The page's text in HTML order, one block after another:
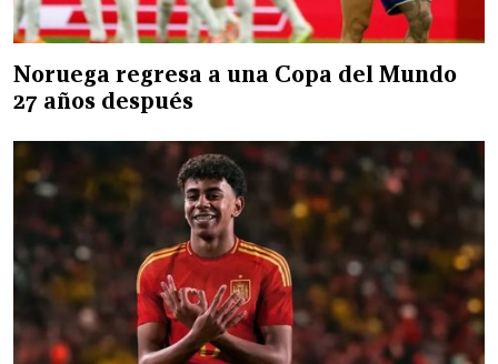
Noruega regresa a una Copa del Mundo
27 años después